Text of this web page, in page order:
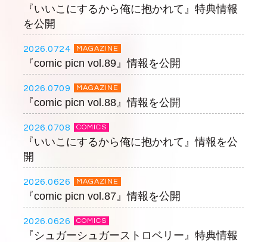
『いいこにするから俺に抱かれて』特典情報
を公開
2026.0724 MAGAZINE
『comic picn vol.89』情報を公開
2026.0709 MAGAZINE
『comic picn vol.88』情報を公開
2026.0708 COMICS
『いいこにするから俺に抱かれて』情報を公
開
2026.0626 MAGAZINE
『comic picn vol.87』情報を公開
2026.0626 COMICS
『シュガーシュガーストロベリー』特典情報